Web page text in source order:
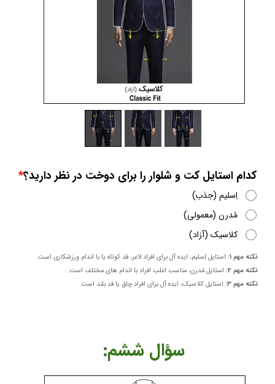
​​​​سؤال ششم:
نکته مهم 1:
استایل اِسلیم، ایده آل برای افراد لاغر، قد کوتاه یا با اندام ورزشکاری است.
​​​​​​​نکته مهم 2:
استایل مُدرن، مناسب اغلب افراد با اندام های مختلف است.
نکته مهم 3:
استایل کلاسیک، ایده آل برای افراد چاق یا قد بلند است.
کدام استایل کت و شلوار را برای دوخت در نظر دارید؟
اِسلیم (جذب)
مُدرن (معمولی)
کلاسیک (آزاد)